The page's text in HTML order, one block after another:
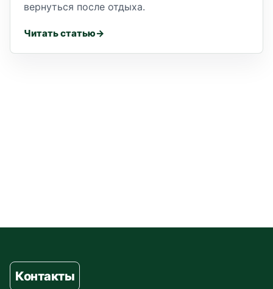
вернуться после отдыха.
Читать статью
Контакты